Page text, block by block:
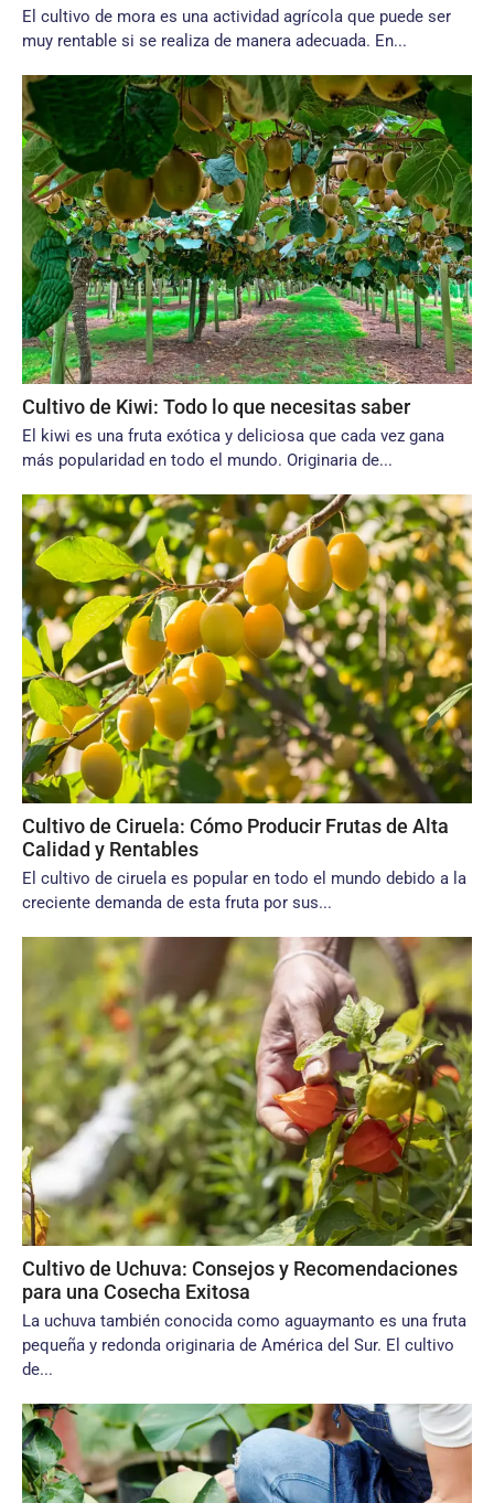
El cultivo de mora es una actividad agrícola que puede ser
muy rentable si se realiza de manera adecuada. En...
Cultivo de Kiwi: Todo lo que necesitas saber
El kiwi es una fruta exótica y deliciosa que cada vez gana
más popularidad en todo el mundo. Originaria de...
Cultivo de Ciruela: Cómo Producir Frutas de Alta
Calidad y Rentables
El cultivo de ciruela es popular en todo el mundo debido a la
creciente demanda de esta fruta por sus...
Cultivo de Uchuva: Consejos y Recomendaciones
para una Cosecha Exitosa
La uchuva también conocida como aguaymanto es una fruta
pequeña y redonda originaria de América del Sur. El cultivo
de...